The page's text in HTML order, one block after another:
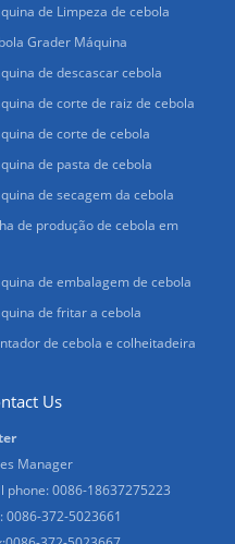
de Limpeza de cebola
Grader Máquina
de descascar cebola
de corte de raiz de cebola
de corte de cebola
de pasta de cebola
de secagem da cebola
de produção de cebola em
de embalagem de cebola
de fritar a cebola
de cebola e colheitadeira
Us
Manager
phone: 0086-18637275223
0086-372-5023661